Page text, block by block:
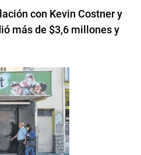
con Kevin Costner y
más de $3,6 millones y